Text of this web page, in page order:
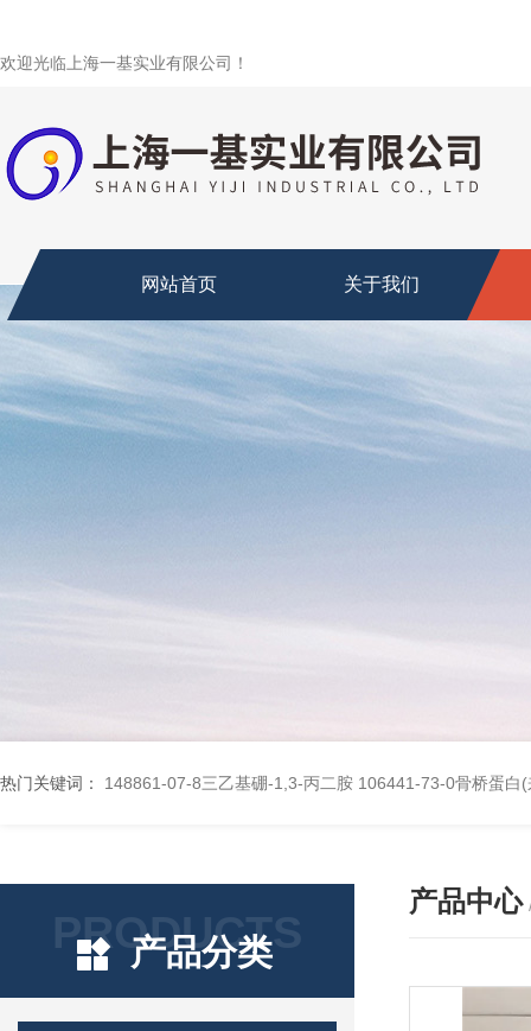
欢迎光临上海一基实业有限公司！
网站首页 关于我们
热门关键词： 148861-07-8三乙基硼-1,3-丙二胺 106441-73-0骨桥蛋白
PRODUCTS
产品分类
产品中心